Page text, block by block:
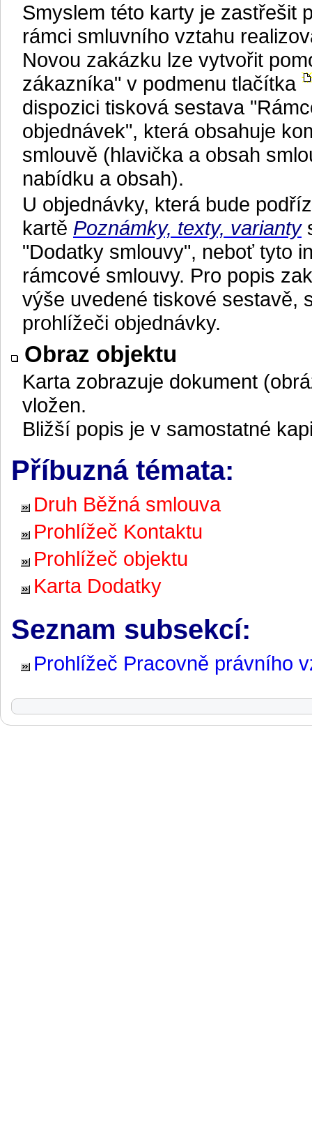
Smyslem této karty je zastřešit
rámci smluvního vztahu
Novou zakázku lze vytvořit
zákazníka" v podmenu tlačítka
dispozici tisková sestava
objednávek", která obsahuje
smlouvě (hlavička a obsah
nabídku a obsah).
U objednávky, která bude
kartě Poznámky, texty, varianty
"Dodatky smlouvy", neboť tyto
rámcové smlouvy. Pro popis
výše uvedené tiskové sestavě,
prohlížeči objednávky.
Obraz objektu
Karta zobrazuje dokument
vložen.
Bližší popis je v samostatné
Příbuzná témata:
Druh Běžná smlouva
Prohlížeč Kontaktu
Prohlížeč objektu
Karta Dodatky
Seznam subsekcí:
Prohlížeč Pracovně právního